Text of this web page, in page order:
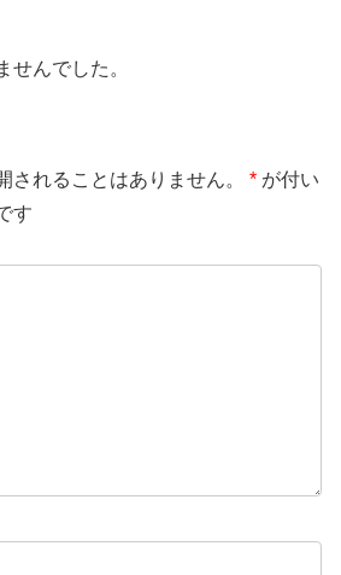
せんでした。
されることはありません。 * が付い
す